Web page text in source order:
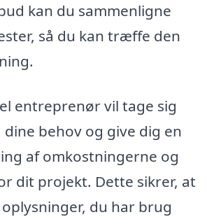
kan du sammenligne
så du kan træffe den
entreprenør vil tage sig
behov og give dig en
af omkostningerne og
dit projekt. Dette sikrer, at
du har brug